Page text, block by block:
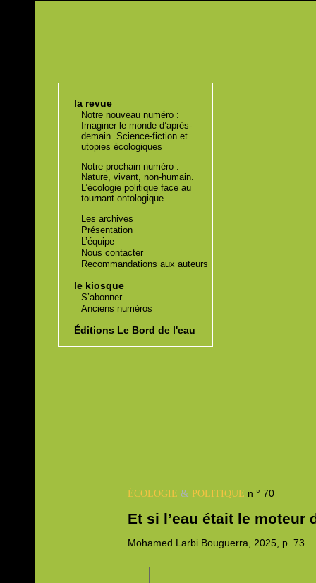
la revue
Notre nouveau numéro :
Imaginer le monde d’après-
demain. Science-fiction et
utopies écologiques
Notre prochain numéro :
Nature, vivant, non-humain.
L’écologie politique face au
tournant ontologique
Les archives
Présentation
L’équipe
Nous contacter
Recommandations aux auteurs
le kiosque
S’abonner
Anciens numéros
Éditions Le Bord de l'eau
ÉCOLOGIE& POLITIQUE n ° 70
Et si l’eau était le moteur
Mohamed Larbi Bouguerra, 2025, p. 73